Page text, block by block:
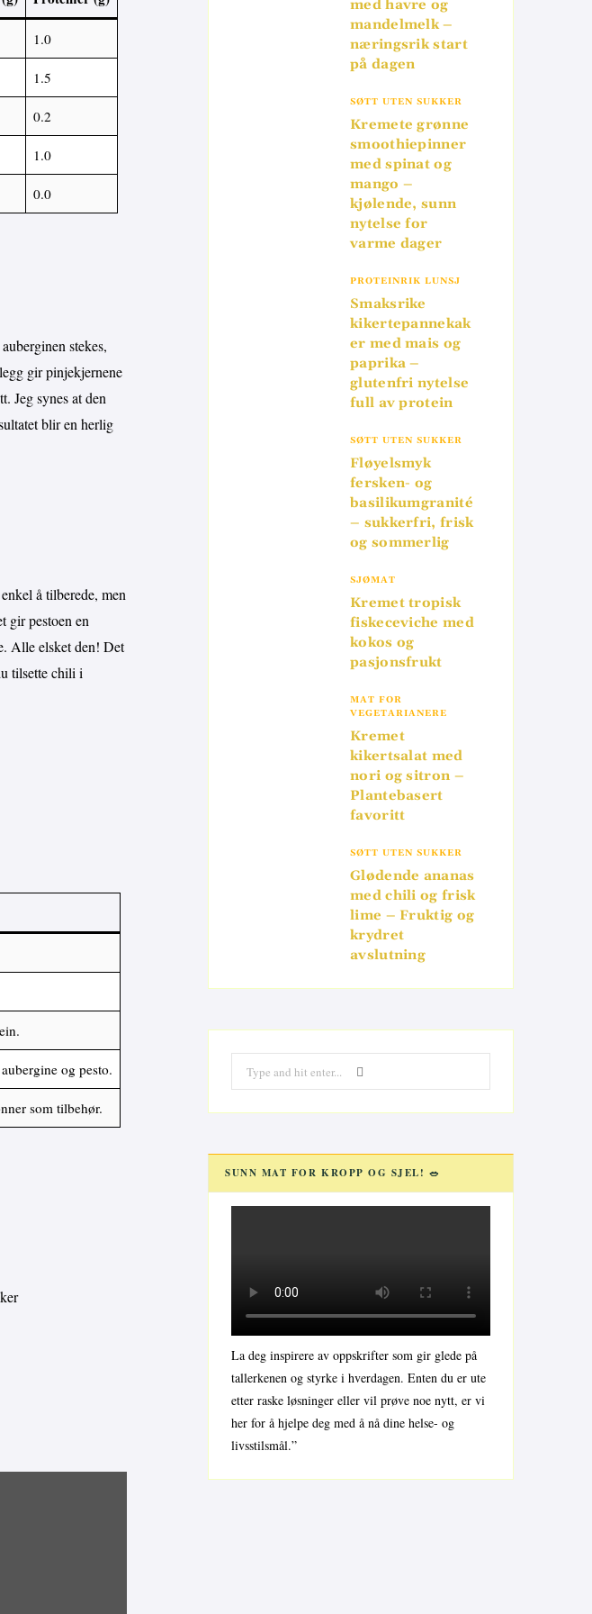
1.0
1.5
0.2
1.0
0.0
stekes,
gir pinjekjernene
Jeg synes at den
blir en herlig
å tilberede, men
gir pestoen en
Alle elsket den! Det
tilsette chili i
og pesto.
som tilbehør.
med havre og
mandelmelk –
næringsrik start
på dagen
SØTT UTEN SUKKER
Kremete grønne
smoothiepinner
med spinat og
mango –
kjølende, sunn
nytelse for
varme dager
PROTEINRIK LUNSJ
Smaksrike
kikertepannekak
er med mais og
paprika –
glutenfri nytelse
full av protein
SØTT UTEN SUKKER
Fløyelsmyk
fersken- og
basilikumgranité
– sukkerfri, frisk
og sommerlig
SJØMAT
Kremet tropisk
fiskeceviche med
kokos og
pasjonsfrukt
MAT FOR
VEGETARIANERE
Kremet
kikertsalat med
nori og sitron –
Plantebasert
favoritt
SØTT UTEN SUKKER
Glødende ananas
med chili og frisk
lime – Fruktig og
krydret
avslutning
for:
SUNN MAT FOR KROPP OG SJEL! 🥗
La deg inspirere av oppskrifter som gir glede på
tallerkenen og styrke i hverdagen. Enten du er ute
etter raske løsninger eller vil prøve noe nytt, er vi
her for å hjelpe deg med å nå dine helse- og
livsstilsmål.”